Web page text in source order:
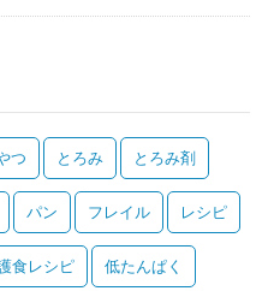
つ とろみ とろみ剤
パン フレイル レシピ
食レシピ 低たんぱく